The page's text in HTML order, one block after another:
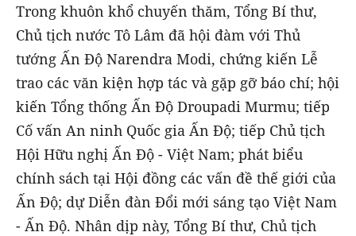
Trong khuôn khổ chuyến thăm, Tổng Bí thư,
Chủ tịch nước Tô Lâm đã hội đàm với Thủ
tướng Ấn Độ Narendra Modi, chứng kiến Lễ
trao các văn kiện hợp tác và gặp gỡ báo chí; hội
kiến Tổng thống Ấn Độ Droupadi Murmu; tiếp
Cố vấn An ninh Quốc gia Ấn Độ; tiếp Chủ tịch
Hội Hữu nghị Ấn Độ - Việt Nam; phát biểu
chính sách tại Hội đồng các vấn đề thế giới của
Ấn Độ; dự Diễn đàn Đổi mới sáng tạo Việt Nam
- Ấn Độ. Nhân dịp này, Tổng Bí thư, Chủ tịch